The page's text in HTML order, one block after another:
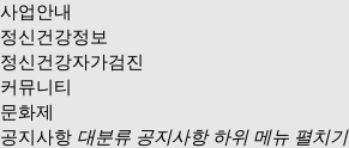
사업안내
정신건강정보
정신건강자가검진
커뮤니티
문화제
공지사항 대분류 공지사항 하위 메뉴 펼치기